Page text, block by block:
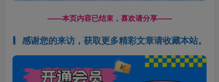
------本页内容已结束，喜欢请分享------
感谢您的来访，获取更多精彩文章请收藏本站。